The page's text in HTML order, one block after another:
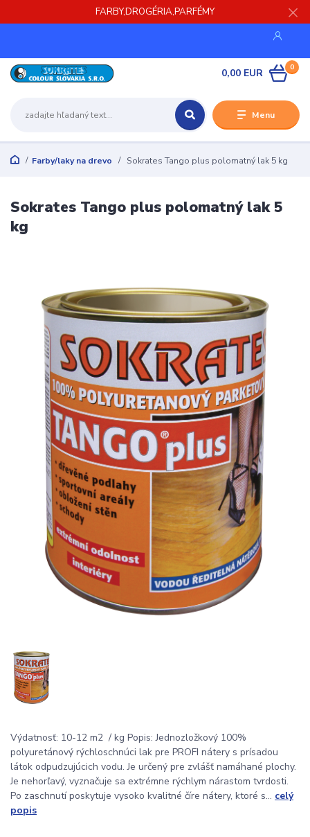
FARBY,DROGÉRIA,PARFÉMY
Menu
0
0,00 EUR
Farby/laky na drevo Sokrates Tango plus polomatný lak 5 kg
Sokrates Tango plus polomatný lak 5
kg
Výdatnosť: 10-12 m2 / kg Popis: Jednozložkový 100%
polyuretánový rýchloschnúci lak pre PROFI nátery s prísadou
látok odpudzujúcich vodu. Je určený pre zvlášť namáhané plochy.
Je nehorľavý, vyznačuje sa extrémne rýchlym nárastom tvrdosti.
Po zaschnutí poskytuje vysoko kvalitné číre nátery, ktoré s... celý
popis